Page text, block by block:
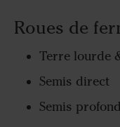
Roues de
Terre lourde
Semis direct
Semis